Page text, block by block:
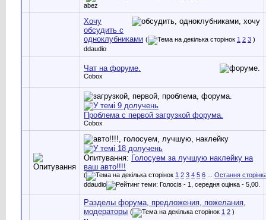
abez
Хочу
обсудить с
одноклубниками ( 1 2 3 )
ddaudio
Чат на форуме.
Cobox
Проблема с первой загрузкой форума.
Cobox
Опитування: Голосуем за лучшую наклейку на
ваш авто!!!!
( 1 2 3 4 5 6
Остання
ddaudio
Разделы форума, предложения, пожелания,
модераторы ( 1 2 )